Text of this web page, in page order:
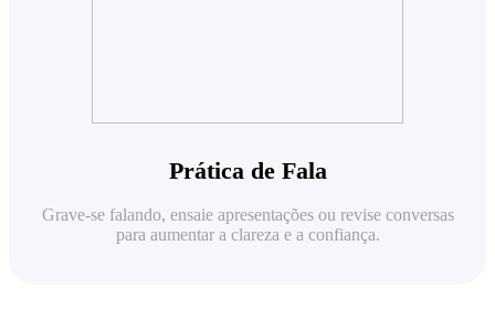
Prática de Fala
Grave-se falando, ensaie apresentações ou revise conversas
para aumentar a clareza e a confiança.